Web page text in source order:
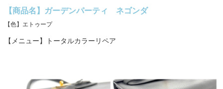
【商品名】ガーデンパーティ ネゴンダ
【色】エトゥープ
【メニュー】トータルカラーリペア